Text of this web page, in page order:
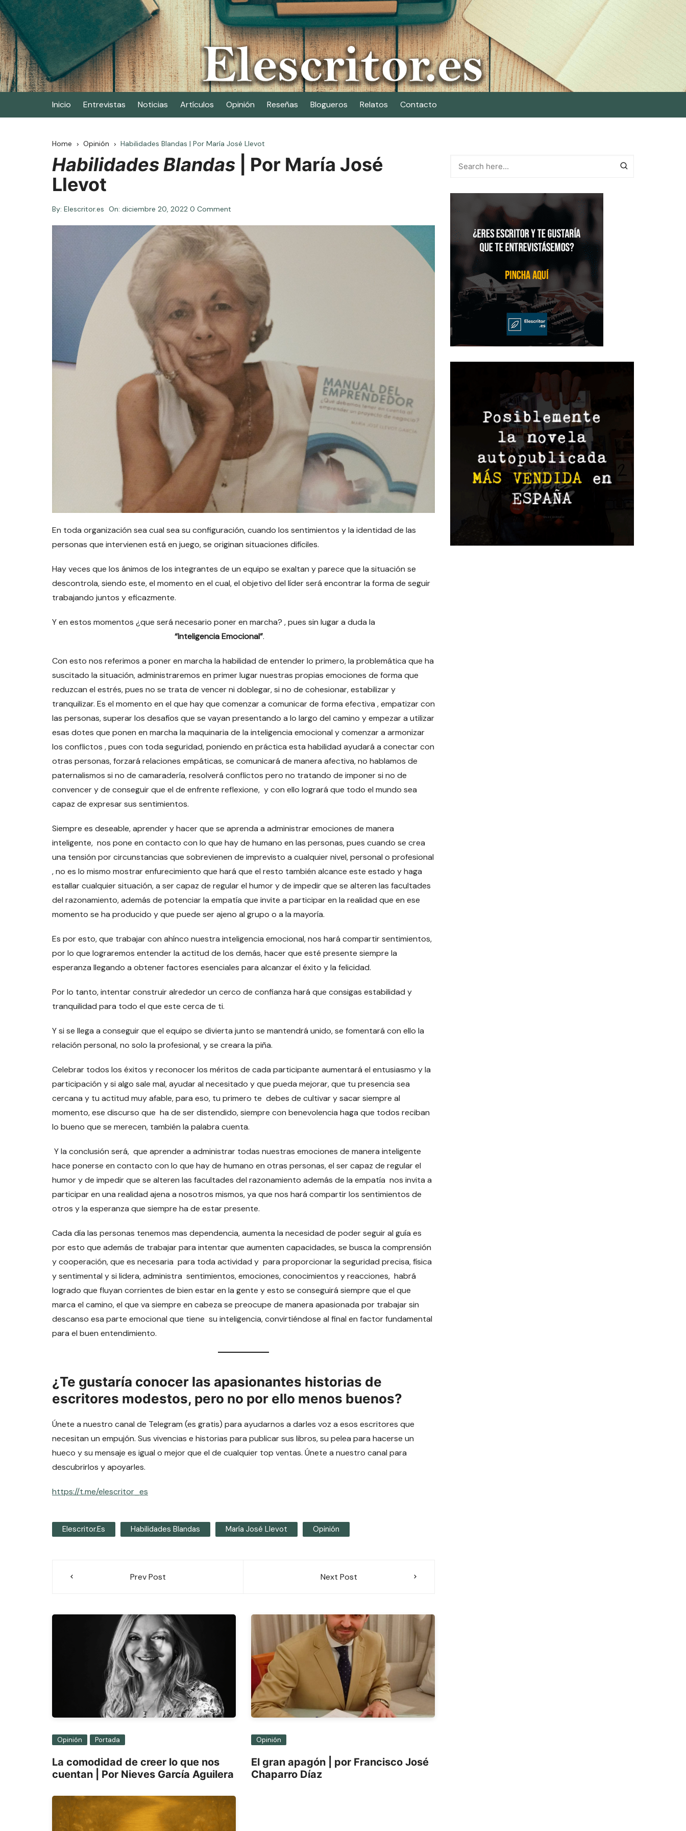
Skip
to
content
Elescritor.es
El periódico digital de los escritores
Inicio Entrevistas Noticias Artículos Opinión Reseñas Blogueros Relatos Contacto
Home Opinión Habilidades Blandas | Por María José Llevot
Habilidades Blandas | Por María José
Llevot
By: Elescritor.es On: diciembre 20, 2022 0 Comment
En toda organización sea cual sea su configuración, cuando los sentimientos y la identidad de las
personas que intervienen está en juego, se originan situaciones difíciles.
Hay veces que los ánimos de los integrantes de un equipo se exaltan y parece que la situación se
descontrola, siendo este, el momento en el cual, el objetivo del líder será encontrar la forma de seguir
trabajando juntos y eficazmente.
Y en estos momentos ¿que será necesario poner en marcha? , pues sin lugar a duda la
“Inteligencia Emocional”.
Con esto nos referimos a poner en marcha la habilidad de entender lo primero, la problemática que ha
suscitado la situación, administraremos en primer lugar nuestras propias emociones de forma que
reduzcan el estrés, pues no se trata de vencer ni doblegar, si no de cohesionar, estabilizar y
tranquilizar. Es el momento en el que hay que comenzar a comunicar de forma efectiva , empatizar con
las personas, superar los desafíos que se vayan presentando a lo largo del camino y empezar a utilizar
esas dotes que ponen en marcha la maquinaria de la inteligencia emocional y comenzar a armonizar
los conflictos , pues con toda seguridad, poniendo en práctica esta habilidad ayudará a conectar con
otras personas, forzará relaciones empáticas, se comunicará de manera afectiva, no hablamos de
paternalismos si no de camaradería, resolverá conflictos pero no tratando de imponer si no de
convencer y de conseguir que el de enfrente reflexione, y con ello logrará que todo el mundo sea
capaz de expresar sus sentimientos.
Siempre es deseable, aprender y hacer que se aprenda a administrar emociones de manera
inteligente, nos pone en contacto con lo que hay de humano en las personas, pues cuando se crea
una tensión por circunstancias que sobrevienen de imprevisto a cualquier nivel, personal o profesional
, no es lo mismo mostrar enfurecimiento que hará que el resto también alcance este estado y haga
estallar cualquier situación, a ser capaz de regular el humor y de impedir que se alteren las facultades
del razonamiento, además de potenciar la empatía que invite a participar en la realidad que en ese
momento se ha producido y que puede ser ajeno al grupo o a la mayoría.
Es por esto, que trabajar con ahínco nuestra inteligencia emocional, nos hará compartir sentimientos,
por lo que lograremos entender la actitud de los demás, hacer que esté presente siempre la
esperanza llegando a obtener factores esenciales para alcanzar el éxito y la felicidad.
Por lo tanto, intentar construir alrededor un cerco de confianza hará que consigas estabilidad y
tranquilidad para todo el que este cerca de ti.
Y si se llega a conseguir que el equipo se divierta junto se mantendrá unido, se fomentará con ello la
relación personal, no solo la profesional, y se creara la piña.
Celebrar todos los éxitos y reconocer los méritos de cada participante aumentará el entusiasmo y la
participación y si algo sale mal, ayudar al necesitado y que pueda mejorar, que tu presencia sea
cercana y tu actitud muy afable, para eso, tu primero te debes de cultivar y sacar siempre al
momento, ese discurso que ha de ser distendido, siempre con benevolencia haga que todos reciban
lo bueno que se merecen, también la palabra cuenta.
Y la conclusión será, que aprender a administrar todas nuestras emociones de manera inteligente
hace ponerse en contacto con lo que hay de humano en otras personas, el ser capaz de regular el
humor y de impedir que se alteren las facultades del razonamiento además de la empatía nos invita a
participar en una realidad ajena a nosotros mismos, ya que nos hará compartir los sentimientos de
otros y la esperanza que siempre ha de estar presente.
Cada día las personas tenemos mas dependencia, aumenta la necesidad de poder seguir al guía es
por esto que además de trabajar para intentar que aumenten capacidades, se busca la comprensión
y cooperación, que es necesaria para toda actividad y para proporcionar la seguridad precisa, física
y sentimental y si lidera, administra sentimientos, emociones, conocimientos y reacciones, habrá
logrado que fluyan corrientes de bien estar en la gente y esto se conseguirá siempre que el que
marca el camino, el que va siempre en cabeza se preocupe de manera apasionada por trabajar sin
descanso esa parte emocional que tiene su inteligencia, convirtiéndose al final en factor fundamental
para el buen entendimiento.
¿Te gustaría conocer las apasionantes historias de
escritores modestos, pero no por ello menos buenos?
Únete a nuestro canal de Telegram (es gratis) para ayudarnos a darles voz a esos escritores que
necesitan un empujón. Sus vivencias e historias para publicar sus libros, su pelea para hacerse un
hueco y su mensaje es igual o mejor que el de cualquier top ventas. Únete a nuestro canal para
descubrirlos y apoyarles.
https://t.me/elescritor_es
Elescritor.es Habilidades Blandas María José Llevot Opinión
Prev Post Next Post
Opinión Portada
La comodidad de creer lo que nos
cuentan | Por Nieves García Aguilera
Opinión
El gran apagón | por Francisco José
Chaparro Díaz